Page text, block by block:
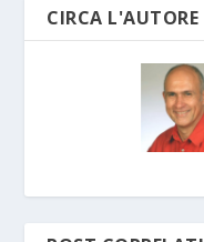
CIRCA L'AUTORE